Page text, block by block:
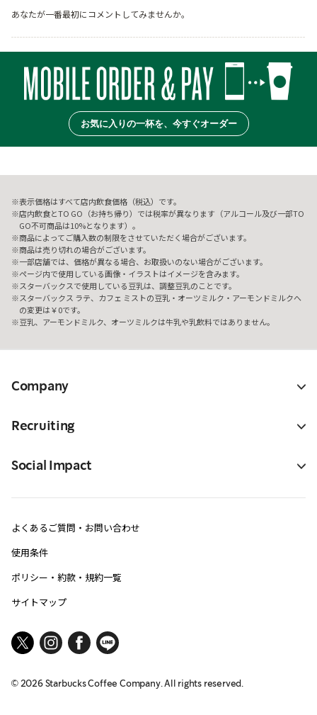
あなたが一番最初にコメントしてみませんか。
お気に入りの一杯を、今すぐオーダー
表示価格はすべて店内飲食価格（税込）です。
店内飲食とTO GO（お持ち帰り）では税率が異なります（アルコール及び一部TO
GO不可商品は10%となります）。
商品によってご購入数の制限をさせていただく場合がございます。
商品は売り切れの場合がございます。
一部店舗では、価格が異なる場合、お取扱いのない場合がございます。
ページ内で使用している画像・イラストはイメージを含みます。
スターバックスで使用している豆乳は、調整豆乳のことです。
スターバックス ラテ、カフェ ミストの豆乳・オーツミルク・アーモンドミルクへ
の変更は￥0です。
豆乳、アーモンドミルク、オーツミルクは牛乳や乳飲料ではありません。
Company
Recruiting
Social Impact
よくあるご質問・お問い合わせ
使用条件
ポリシー・約款・規約一覧
サイトマップ
© 2026Starbucks Coffee Company. All rights reserved.